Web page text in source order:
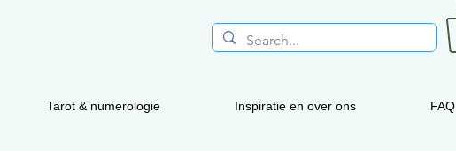
Tarot & numerologie Inspiratie en over ons FAQ